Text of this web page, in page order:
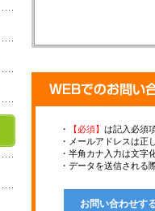
・ 【必須】 は記入必須
・メールアドレスは正
・半角カナ入力は文字
・データを送信される
お問い合わせす